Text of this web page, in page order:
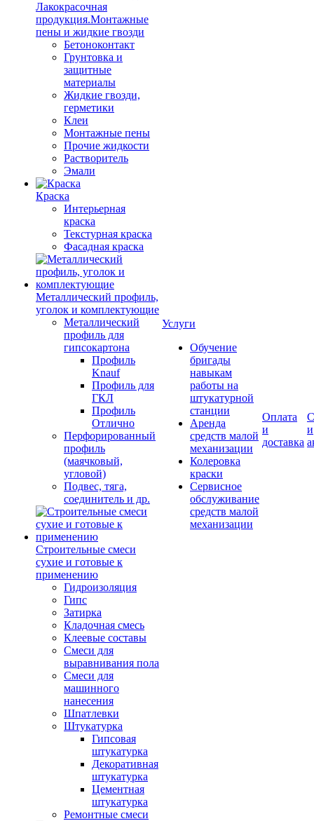
Лакокрасочная
продукция.Монтажные
пены и жидкие гвозди
Бетоноконтакт
Грунтовка и
защитные
материалы
Жидкие гвозди,
герметики
Клеи
Монтажные пены
Прочие жидкости
Растворитель
Эмали
Краска
Интерьерная
краска
Текстурная краска
Фасадная краска
Металлический профиль,
уголок и комплектующие
Металлический
профиль для
гипсокартона
Профиль
Knauf
Профиль для
ГКЛ
Профиль
Отлично
Перфорированный
профиль
(маячковый,
угловой)
Подвес, тяга,
соединитель и др.
Строительные смеси
сухие и готовые к
применению
Гидроизоляция
Гипс
Затирка
Кладочная смесь
Клеевые составы
Смеси для
выравнивания пола
Смеси для
машинного
нанесения
Шпатлевки
Штукатурка
Гипсовая
штукатурка
Декоративная
штукатурка
Цементная
штукатурка
Ремонтные смеси
Услуги
Обучение
бригады
навыкам
работы на
штукатурной
станции
Аренда
средств малой
механизации
Колеровка
краски
Сервисное
обслуживание
средств малой
механизации
Оплата
и
доставка
и